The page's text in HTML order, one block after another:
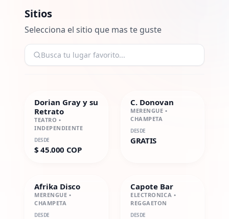
Sitios
Selecciona el sitio que mas te guste
Dorian Gray y su
Retrato
TEATRO •
INDEPENDIENTE
DESDE
$ 45.000 COP
C. Donovan
MERENGUE •
CHAMPETA
DESDE
GRATIS
Afrika Disco
MERENGUE •
CHAMPETA
DESDE
Capote Bar
ELECTRONICA •
REGGAETON
DESDE